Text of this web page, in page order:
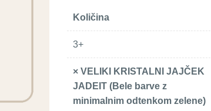
Količina
3+
× VELIKI KRISTALNI JAJČEK
JADEIT (Bele barve z
minimalnim odtenkom zelene)